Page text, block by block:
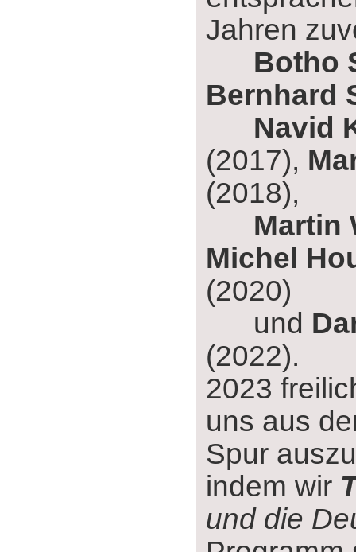
Jahren
Botho
Bernhard
Navid
(2017),
(2018),
Martin
Michel
(2020)
und
(2022).
2023
uns aus
Spur
indem wir
und die